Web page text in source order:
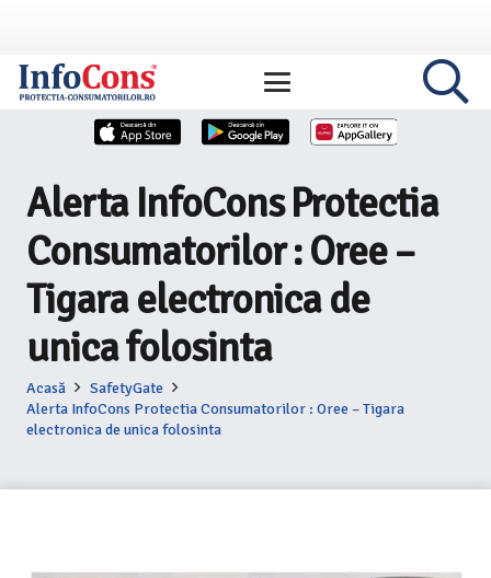
Alerta InfoCons Protectia
Consumatorilor : Oree –
Tigara electronica de
unica folosinta
Acasă
SafetyGate
Alerta InfoCons Protectia Consumatorilor : Oree – Tigara
electronica de unica folosinta